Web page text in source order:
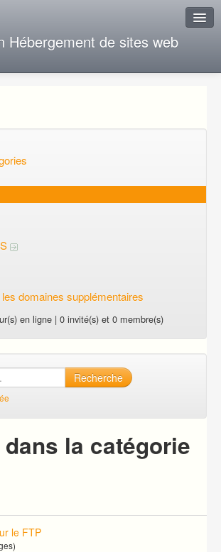
Hébergement de sites web
inscrire?
domaines supplémentaires
en ligne | 0 invité(s) et 0 membre(s)
Recherche
la catégorie
le FTP